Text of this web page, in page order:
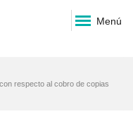
Menú
respecto al cobro de copias